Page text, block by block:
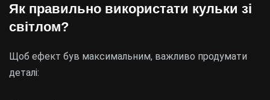
Як правильно використати кульки зі
світлом?
Щоб ефект був максимальним, важливо продумати
деталі: